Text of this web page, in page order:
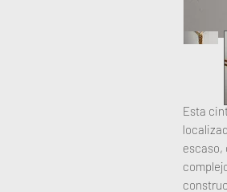
Esta
escaso,